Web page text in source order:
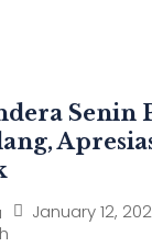
Senin
January 12,